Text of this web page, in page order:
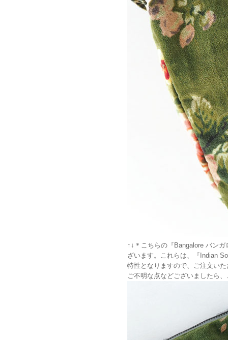
↑↓＊こちらの『Bangalore バン
ざいます。これらは、『Indian
特性となりますので、ご注文い
ご不明な点などございましたら